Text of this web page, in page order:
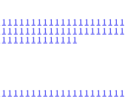
1 1 1 1 1 1 1 1 1 1 1 1 1 1 1 1 1 1 1 1 1
1 1 1 1 1 1 1 1 1 1 1 1 1 1 1 1 1 1 1 1 1
1 1 1 1 1 1 1 1 1 1 1 1 1
1 1 1 1 1 1 1 1 1 1 1 1 1 1 1 1 1 1 1 1 1